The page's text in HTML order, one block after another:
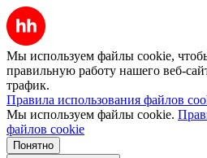
Мы используем файлы cookie,
правильную работу нашего веб-
трафик.
Правила использования файлов
Мы используем файлы cookie.
файлов cookie
Понятно